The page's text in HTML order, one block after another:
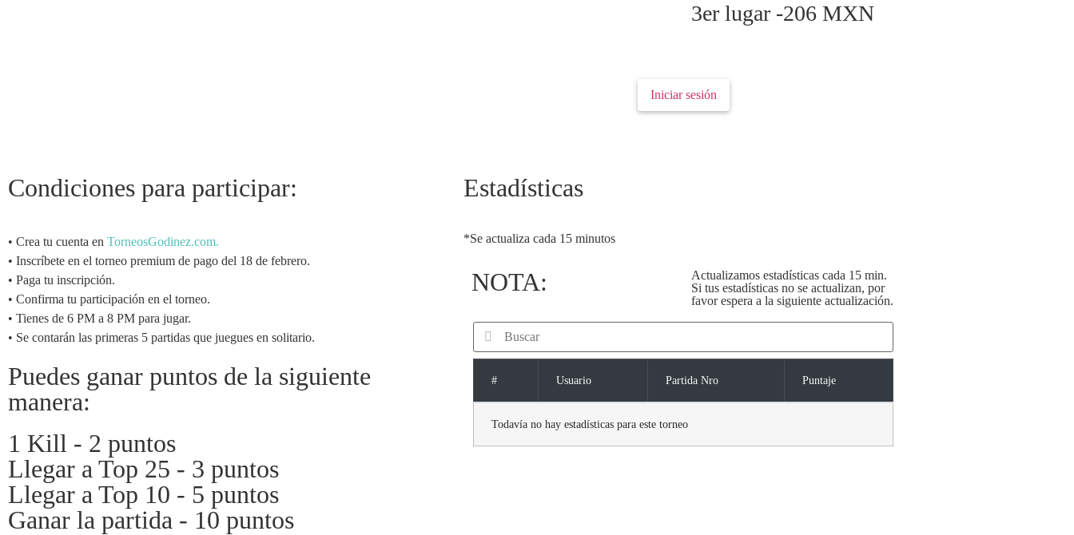
3er lugar -206 MXN
Iniciar sesión
Condiciones para participar:
• Crea tu cuenta en TorneosGodinez.com.
• Inscríbete en el torneo premium de pago del 18 de febrero.
• Paga tu inscripción.
• Confirma tu participación en el torneo.
• Tienes de 6 PM a 8 PM para jugar.
• Se contarán las primeras 5 partidas que juegues en solitario.
Puedes ganar puntos de la siguiente
manera:
1 Kill - 2 puntos
Llegar a Top 25 - 3 puntos
Llegar a Top 10 - 5 puntos
Ganar la partida - 10 puntos
Estadísticas
*Se actualiza cada 15 minutos
NOTA:
Actualizamos estadísticas cada 15 min.
Si tus estadísticas no se actualizan, por
favor espera a la siguiente actualización.
# Usuario Partida Nro Puntaje
Todavía no hay estadísticas para este torneo